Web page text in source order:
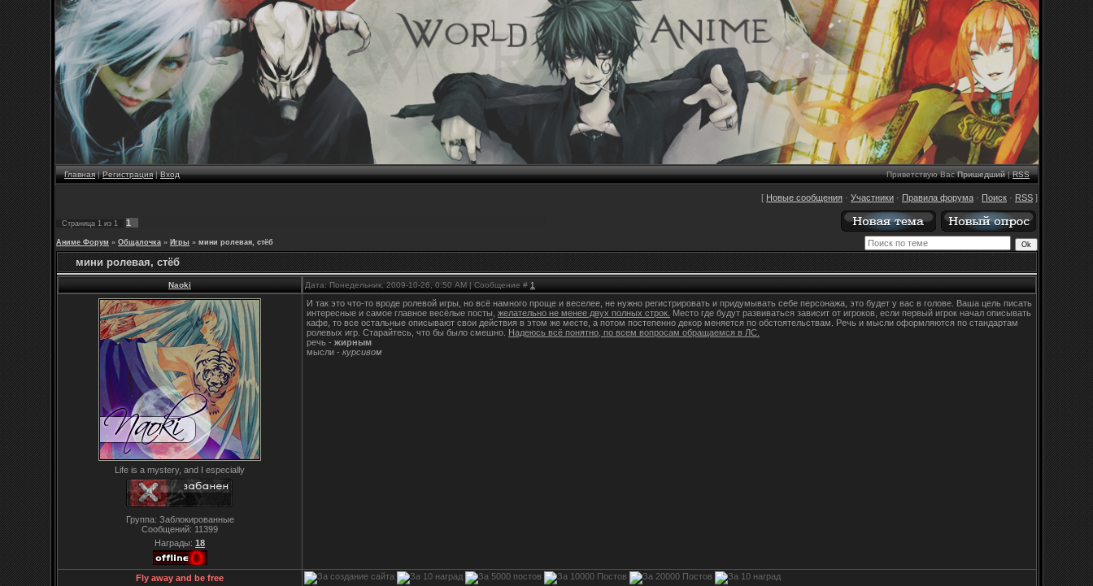
Главная|Регистрация|Вход Приветствую Вас Пришедший|RSS
[ Новые сообщения · Участники · Правила форума · Поиск · RSS ]
Страница 1 из 1 1
Аниме Форум » Общалочка » Игры » мини ролевая, стёб
мини ролевая, стёб
Naoki Дата: Понедельник, 2009-10-26, 0:50 AM | Сообщение # 1
Life is a mystery, and I especially
Группа: Заблокированные
Сообщений: 11399
Награды: 18
И так это что-то вроде ролевой игры, но всё намного проще и веселее, не нужно регистрировать и придумывать себе персонажа, это будет у вас в голове. Ваша цель писать
интересные и самое главное весёлые посты, желательно не менее двух полных строк. Место где будут развиваться зависит от игроков, если первый игрок начал описывать
кафе, то все остальные описывают свои действия в этом же месте, а потом постепенно декор меняется по обстоятельствам. Речь и мысли оформляются по стандартам
ролевых игр. Старайтесь, что бы было смешно. Надеюсь всё понятно, по всем вопросам обращаемся в ЛС.
речь - жирным
мысли - курсивом
Fly away and be free